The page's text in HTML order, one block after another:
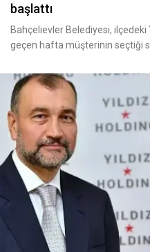
başlattı
Bahçelievler Belediyesi,
geçen hafta müşterinin seçtiği